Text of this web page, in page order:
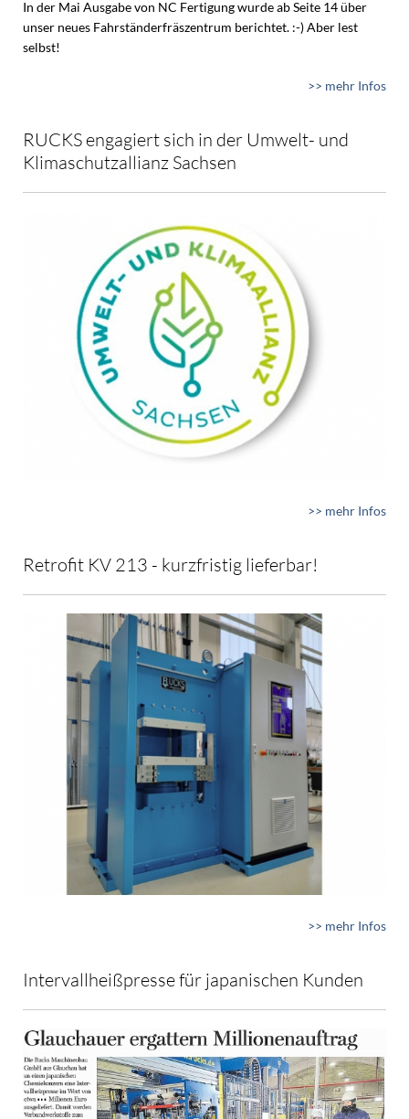
In der Mai Ausgabe von NC Fertigung wurde ab Seite 14 über
unser neues Fahrständerfräszentrum berichtet. :-) Aber lest
selbst!
>> mehr Infos
RUCKS engagiert sich in der Umwelt- und
Klimaschutzallianz Sachsen
>> mehr Infos
Retrofit KV 213 - kurzfristig lieferbar!
>> mehr Infos
Intervallheißpresse für japanischen Kunden